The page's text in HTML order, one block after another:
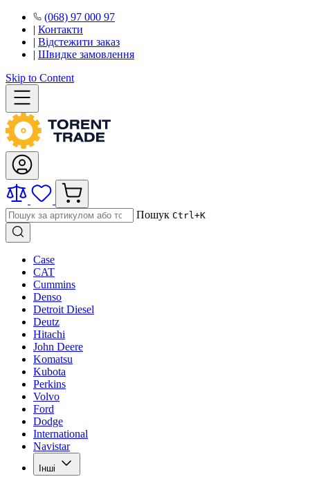
(068) 97 000 97
| Контакти
| Відстежити заказ
| Швидке замовлення
Skip to Content
Пошук Ctrl+K
Case
CAT
Cummins
Denso
Detroit Diesel
Deutz
Hitachi
John Deere
Komatsu
Kubota
Perkins
Volvo
Ford
Dodge
International
Navistar
Інші